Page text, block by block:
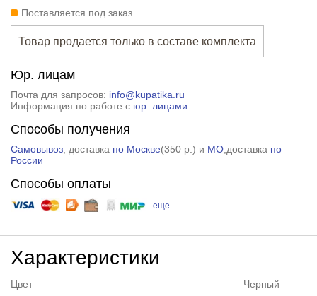
Поставляется под заказ
Товар продается только в составе комплекта
Юр. лицам
Почта для запросов: info@kupatika.ru
Информация по работе с юр. лицами
Способы получения
Самовывоз, доставка по Москве(350 р. ) и МО,доставка по
России
Способы оплаты
еще
Характеристики
Цвет Черный